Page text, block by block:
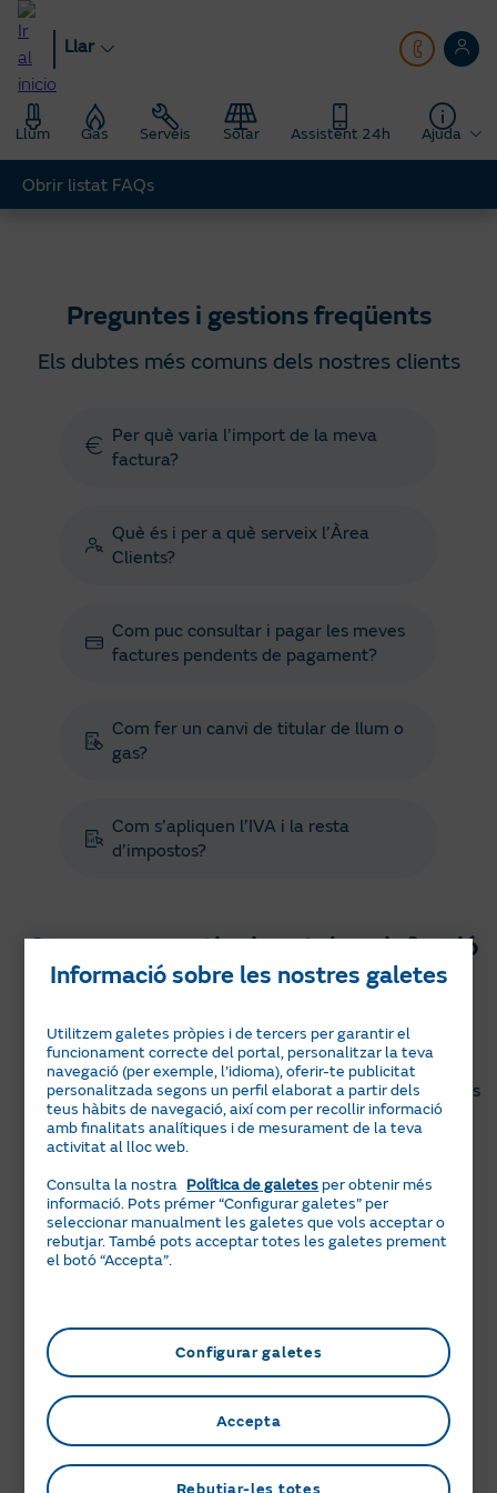
Anar
contingut
principal
Llar
Llum Gas Serveis Solar Assistent 24h Ajuda
Llar Ajuda Preguntes gestions freqüents
Preguntes i gestions freqüents
Els dubtes més comuns dels nostres clients
Per què varia l’import de la meva
factura?
Què és i per a què serveix l’Àrea
Clients?
Com puc consultar i pagar les meves
factures pendents de pagament?
Com fer un canvi de titular de llum o
gas?
Com s’apliquen l’IVA i la resta
d’impostos?
Obrir listat FAQs
Com puc repartir el cost de calefacció
entre els veïns?
sobre els radiadors individuals, que us permetran
conèixer el consum real de cada veí. A més, us podem
oferir afegir vàlvules termostàtiques per regular l’ús dels
radiadors.
T’oferim dues opcions de servei per repartir el cost de
calefacció:
Gasconfort&Repartiment: a més d’instal·lar els
equips, amb la seva garantia, manteniment i
informe de despesa per veí, afegim la gestió
més complet.
Gas&Repartiment: a més d’instal·lar els equips,
amb la seva garantia, manteniment i informe de
despesa per veí, hi afegim el subministrament
d’energia. Vosaltres només us preocupeu de la
Informació sobre les nostres galetes
Utilitzem galetes pròpies i de tercers per garantir el
funcionament correcte del portal, personalitzar la teva
navegació (per exemple, l’idioma), oferir-te publicitat
personalitzada segons un perfil elaborat a partir dels
teus hàbits de navegació, així com per recollir informació
amb finalitats analítiques i de mesurament de la teva
activitat al lloc web.
Consulta la nostra Política de galetes per obtenir més
informació. Pots prémer “Configurar galetes” per
seleccionar manualment les galetes que vols acceptar o
rebutjar. També pots acceptar totes les galetes prement
el botó “Accepta”.
Configurar galetes
Rebutjar-les totes
Accepta